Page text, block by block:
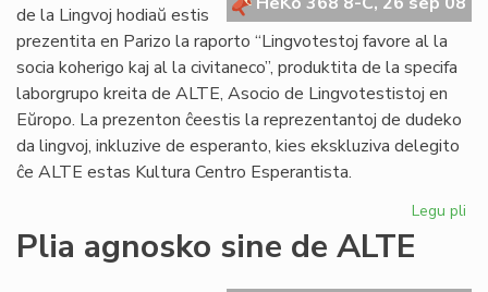
de la Lingvoj hodiaŭ estis
prezentita en Parizo la raporto “Lingvotestoj favore al la
socia koherigo kaj al la civitaneco”, produktita de la specifa
laborgrupo kreita de ALTE, Asocio de Lingvotestistoj en
Eŭropo. La prezenton ĉeestis la reprezentantoj de dudeko
da lingvoj, inkluzive de esperanto, kies ekskluziva delegito
ĉe ALTE estas Kultura Centro Esperantista.
Legu pli
Plia agnosko sine de ALTE